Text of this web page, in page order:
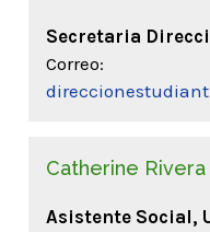
Secretaria
Correo:
Catherine Rivera
Asistente Social,